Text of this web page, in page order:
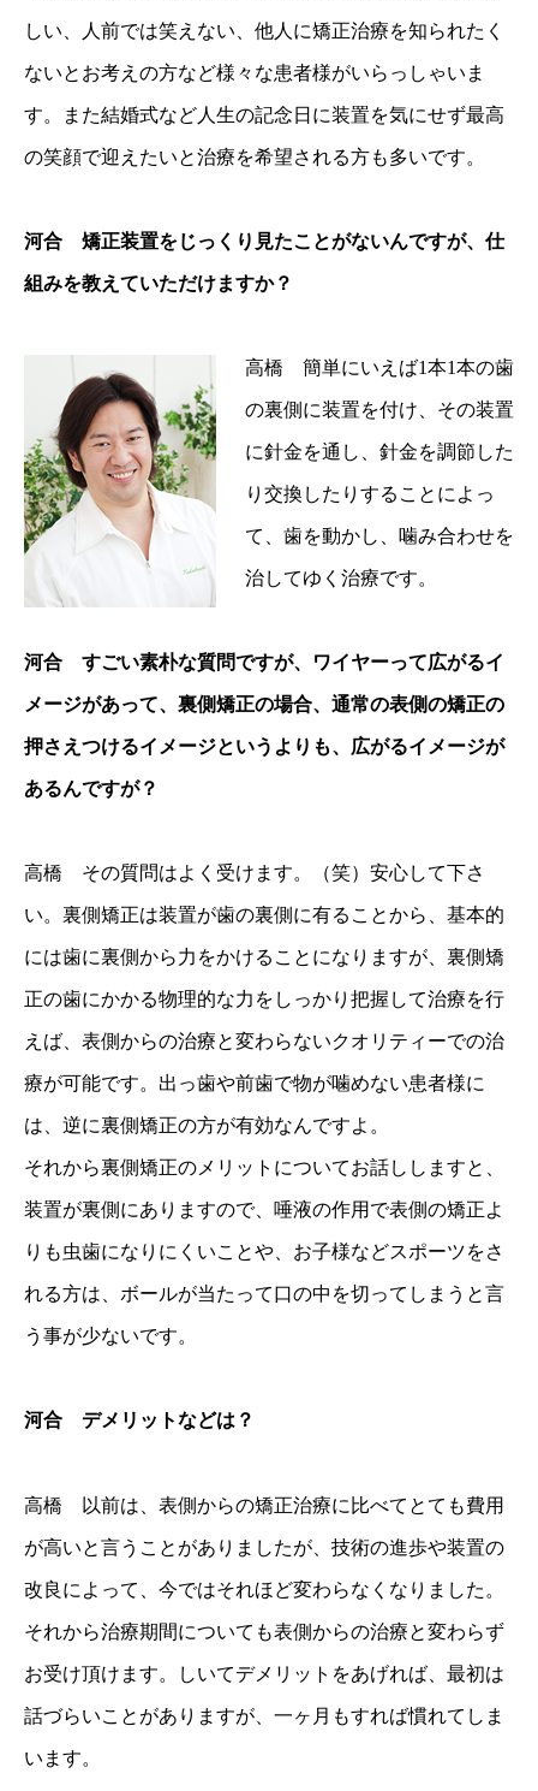
しい、人前では笑えない、他人に矯正治療を知られたく
ないとお考えの方など様々な患者様がいらっしゃいま
す。また結婚式など人生の記念日に装置を気にせず最高
の笑顔で迎えたいと治療を希望される方も多いです。
河合 矯正装置をじっくり見たことがないんですが、仕
組みを教えていただけますか？
高橋 簡単にいえば1本1本の歯
の裏側に装置を付け、その装置
に針金を通し、針金を調節した
り交換したりすることによっ
て、歯を動かし、噛み合わせを
治してゆく治療です。
河合 すごい素朴な質問ですが、ワイヤーって広がるイ
メージがあって、裏側矯正の場合、通常の表側の矯正の
押さえつけるイメージというよりも、広がるイメージが
あるんですが？
高橋 その質問はよく受けます。（笑）安心して下さ
い。裏側矯正は装置が歯の裏側に有ることから、基本的
には歯に裏側から力をかけることになりますが、裏側矯
正の歯にかかる物理的な力をしっかり把握して治療を行
えば、表側からの治療と変わらないクオリティーでの治
療が可能です。出っ歯や前歯で物が噛めない患者様に
は、逆に裏側矯正の方が有効なんですよ。
それから裏側矯正のメリットについてお話ししますと、
装置が裏側にありますので、唾液の作用で表側の矯正よ
りも虫歯になりにくいことや、お子様などスポーツをさ
れる方は、ボールが当たって口の中を切ってしまうと言
う事が少ないです。
河合 デメリットなどは？
高橋 以前は、表側からの矯正治療に比べてとても費用
が高いと言うことがありましたが、技術の進歩や装置の
改良によって、今ではそれほど変わらなくなりました。
それから治療期間についても表側からの治療と変わらず
お受け頂けます。しいてデメリットをあげれば、最初は
話づらいことがありますが、一ヶ月もすれば慣れてしま
います。